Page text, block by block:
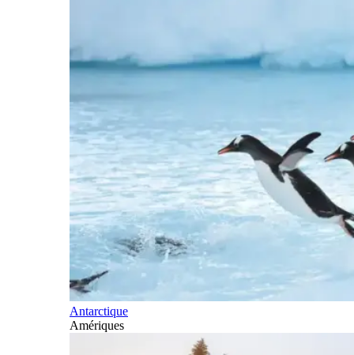
Antarctique
Amériques